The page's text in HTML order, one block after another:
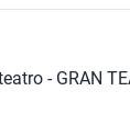
- GRAN